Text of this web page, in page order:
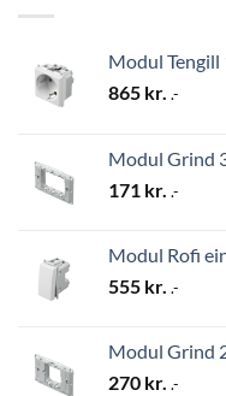
Modul Tengill
865 kr. .-
Modul Grind
171 kr. .-
Modul Rofi
555 kr. .-
Modul Grind
270 kr. .-